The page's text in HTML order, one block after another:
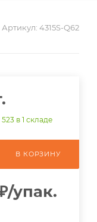
Артикул: 4315S-Q62
523 в 1 складе
В КОРЗИНУ
/упак.